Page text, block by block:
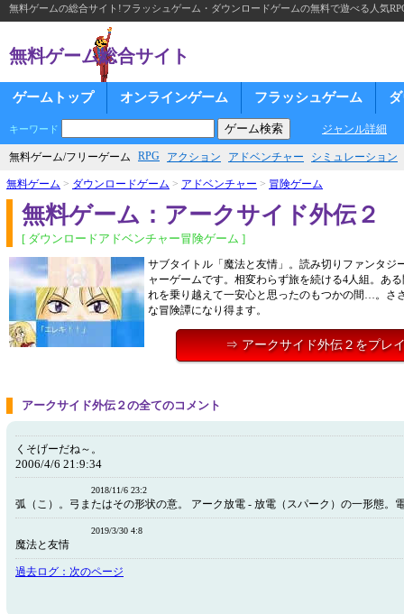
無料ゲームの総合サイト!フラッシュゲーム・ダウンロードゲームの無料で遊べる人気
無料ゲーム総合サイト
ゲームトップ オンラインゲーム フラッシュゲーム
キーワード ジャンル詳細
無料ゲーム/フリーゲーム RPG アクション アドベンチャー シミュレーション
無料ゲーム > ダウンロードゲーム > アドベンチャー > 冒険ゲーム
無料ゲーム：アークサイド外伝２
[ ダウンロードアドベンチャー冒険ゲーム ]
サブタイトル「魔法と友情」。読み切りファンタジ
ャーゲームです。相変わらず旅を続ける4人組。あ
れを乗り越えて一安心と思ったのもつかの間…。さ
な冒険譚になり得ます。
⇒ アークサイド外伝２をプレ
アークサイド外伝２の全てのコメント
くそげーだね～。
2006/4/6 21:9:34
2018/11/6 23:2
弧（こ）。弓またはその形状の意。 アーク放電 - 放電（スパーク）の一形態。
2019/3/30 4:8
魔法と友情
過去ログ：次のページ